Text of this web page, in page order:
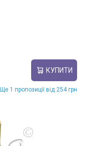
КУПИТИ
Ще 1 пропозиції від 254 грн